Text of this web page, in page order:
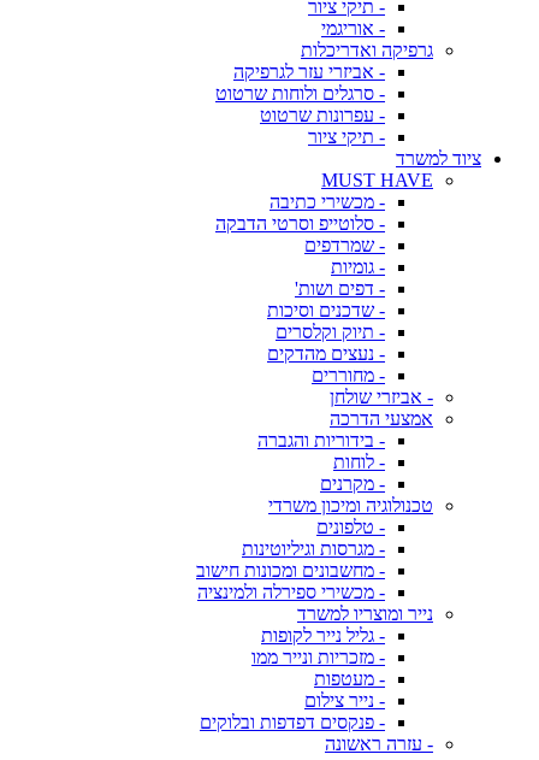
- תיקי ציור
- אוריגמי
גרפיקה ואדריכלות
- אביזרי עזר לגרפיקה
- סרגלים ולוחות שרטוט
- עפרונות שרטוט
- תיקי ציור
ציוד למשרד
MUST HAVE
- מכשירי כתיבה
- סלוטייפ וסרטי הדבקה
- שמרדפים
- גומיות
- דפים ושות'
- שדכנים וסיכות
- תיוק וקלסרים
- נעצים מהדקים
- מחוררים
- אביזרי שולחן
אמצעי הדרכה
- בידוריות והגברה
- לוחות
- מקרנים
טכנולוגיה ומיכון משרדי
- טלפונים
- מגרסות וגיליוטינות
- מחשבונים ומכונות חישוב
- מכשירי ספירלה ולמינציה
נייר ומוצריו למשרד
- גליל נייר לקופות
- מזכריות ונייר ממו
- מעטפות
- נייר צילום
- פנקסים דפדפות ובלוקים
- עזרה ראשונה